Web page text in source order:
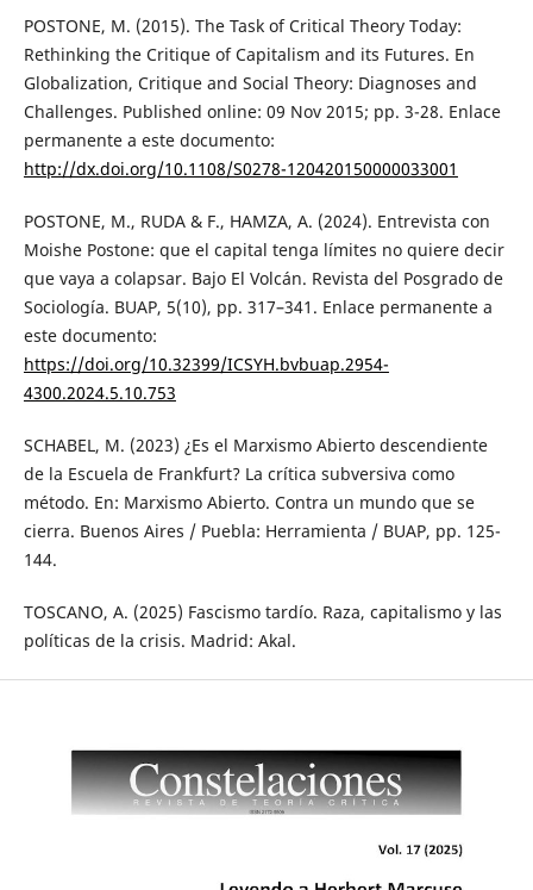
POSTONE, M. (2015). The Task of Critical Theory Today:
Rethinking the Critique of Capitalism and its Futures. En
Globalization, Critique and Social Theory: Diagnoses and
Challenges. Published online: 09 Nov 2015; pp. 3-28. Enlace
permanente a este documento:
http://dx.doi.org/10.1108/S0278-120420150000033001
POSTONE, M., RUDA & F., HAMZA, A. (2024). Entrevista con
Moishe Postone: que el capital tenga límites no quiere decir
que vaya a colapsar. Bajo El Volcán. Revista del Posgrado de
Sociología. BUAP, 5(10), pp. 317–341. Enlace permanente a
este documento:
https://doi.org/10.32399/ICSYH.bvbuap.2954-
4300.2024.5.10.753
SCHABEL, M. (2023) ¿Es el Marxismo Abierto descendiente
de la Escuela de Frankfurt? La crítica subversiva como
método. En: Marxismo Abierto. Contra un mundo que se
cierra. Buenos Aires / Puebla: Herramienta / BUAP, pp. 125-
144.
TOSCANO, A. (2025) Fascismo tardío. Raza, capitalismo y las
políticas de la crisis. Madrid: Akal.